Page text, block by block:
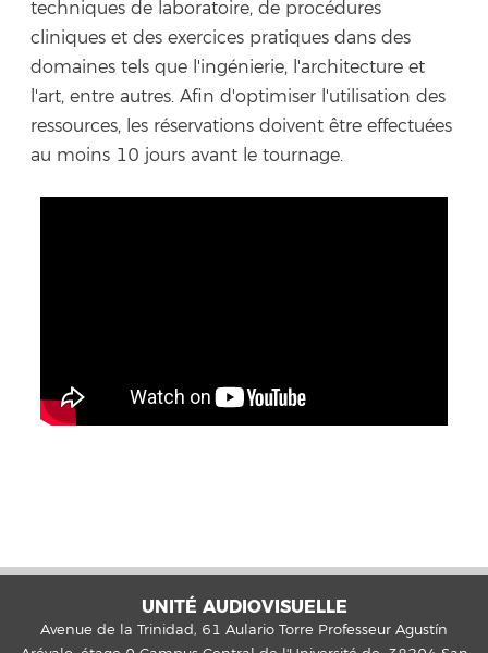
techniques de laboratoire, de procédures
cliniques et des exercices pratiques dans des
domaines tels que l'ingénierie, l'architecture et
l'art, entre autres. Afin d'optimiser l'utilisation des
ressources, les réservations doivent être effectuées
au moins 10 jours avant le tournage.
UNITÉ AUDIOVISUELLE
Avenue de la Trinidad, 61 Aulario Torre Professeur Agustín